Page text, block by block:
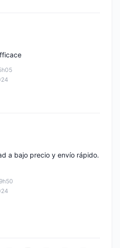
a bajo precio y envío rápido.